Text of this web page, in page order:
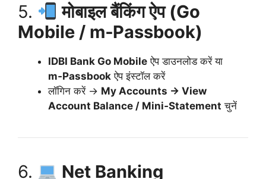
5.
मोबाइल बैंकिंग ऐप (Go
Mobile / m‑Passbook)
IDBI Bank Go Mobile ऐप डाउनलोड करें या
m‑Passbook ऐप इंस्टॉल करें
लॉगिन करें → My Accounts → View
Account Balance / Mini‑Statement चुनें
6. Net Banking